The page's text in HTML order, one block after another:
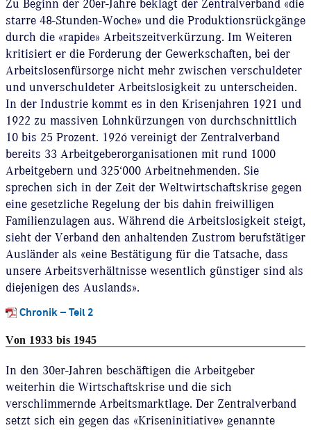
Zu Beginn der 20er-Jahre beklagt der Zentralverband «die
starre 48-Stunden-Woche» und die Produktionsrückgänge
durch die «rapide» Arbeitszeitverkürzung. Im Weiteren
kritisiert er die Forderung der Gewerkschaften, bei der
Arbeitslosenfürsorge nicht mehr zwischen verschuldeter
und unverschuldeter Arbeitslosigkeit zu unterscheiden.
In der Industrie kommt es in den Krisenjahren 1921 und
1922 zu massiven Lohnkürzungen von durchschnittlich
10 bis 25 Prozent. 1926 vereinigt der Zentralverband
bereits 33 Arbeitgeberorganisationen mit rund 1000
Arbeitgebern und 325‘000 Arbeitnehmenden. Sie
sprechen sich in der Zeit der Weltwirtschaftskrise gegen
eine gesetzliche Regelung der bis dahin freiwilligen
Familienzulagen aus. Während die Arbeitslosigkeit steigt,
sieht der Verband den anhaltenden Zustrom berufstätiger
Ausländer als «eine Bestätigung für die Tatsache, dass
unsere Arbeitsverhältnisse wesentlich günstiger sind als
diejenigen des Auslands».
Chronik – Teil 2
Von 1933 bis 1945
In den 30er-Jahren beschäftigen die Arbeitgeber
weiterhin die Wirtschaftskrise und die sich
verschlimmernde Arbeitsmarktlage. Der Zentralverband
setzt sich ein gegen das «Kriseninitiative» genannte